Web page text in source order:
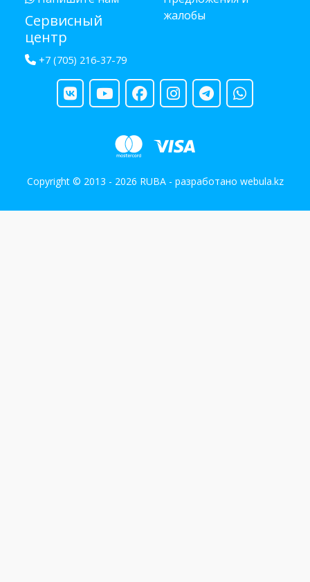
Сервисный
центр
+7 (705) 216-37-79
жалобы
Copyright © 2013 - 2026 RUBA - разработано webula.kz